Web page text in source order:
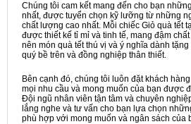
Chúng tôi cam kết mang đến cho bạn
nhất, được tuyển chọn kỹ lưỡng từ những
chất lượng cao nhất. Mỗi chiếc Giỏ quà tết
được thiết kế tỉ mỉ và tinh tế, mang đậm
nên món quà tết thú vị và ý nghĩa dành
quý bề trên và đồng nghiệp thân thiết.
Bên cạnh đó, chúng tôi luôn đặt khách
mọi nhu cầu và mong muốn của bạn được
Đội ngũ nhân viên tận tâm và chuyên
lắng nghe và tư vấn cho bạn lựa chọn
phù hợp với mong muốn và ngân sách của